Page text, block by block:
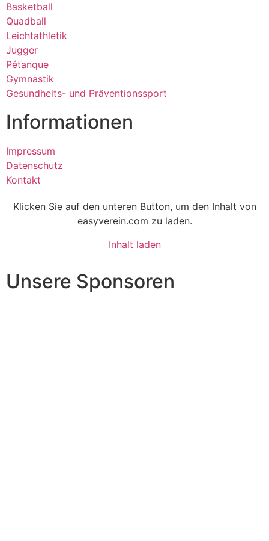
Basketball
Quadball
Leichtathletik
Jugger
Pétanque
Gymnastik
Gesundheits- und Präventionssport
Informationen
Impressum
Datenschutz
Kontakt
Klicken Sie auf den unteren Button, um den Inhalt von
easyverein.com zu laden.
Inhalt laden
Unsere Sponsoren